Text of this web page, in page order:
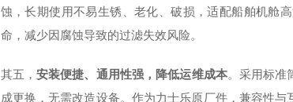
蚀，长期使用不易生锈、老化、破损，适配船舶机舱
命，减少因腐蚀导致的过滤失效风险。
其五， 安装便捷、通用性强，降低运维成本。采用标准
成更换，无需改造设备。作为力士乐原厂件，兼容性